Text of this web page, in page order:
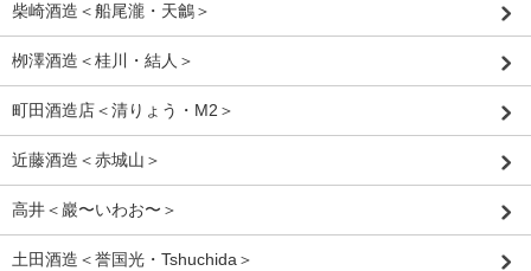
柴崎酒造＜船尾瀧・天鸙＞
栁澤酒造＜桂川・結人＞
町田酒造店＜清りょう・M2＞
近藤酒造＜赤城山＞
高井＜巖〜いわお〜＞
土田酒造＜誉国光・Tshuchida＞